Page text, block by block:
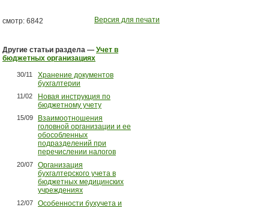
смотр: 6842 Версия для печати
Другие статьи раздела — Учет в
бюджетных организациях
30/11
Хранение документов
бухгалтерии
11/02
Новая инструкция по
бюджетному учету
15/09
Взаимоотношения
головной организации и ее
обособленных
подразделений при
перечислении налогов
20/07
Организация
бухгалтерского учета в
бюджетных медицинских
учреждениях
12/07 Особенности бухучета и